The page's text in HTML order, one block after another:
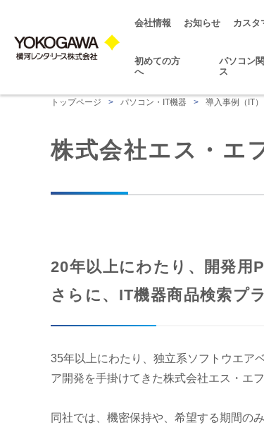
会社情報 お知らせ カスタ
初めての方
へ
パソコン
ス
トップページ > パソコン・IT機器 > 導入事例（IT）
株式会社エス・エ
20年以上にわたり、開発用
さらに、IT機器商品検索プ
35年以上にわたり、独立系ソフトウエア
ア開発を手掛けてきた株式会社エス・エフ
同社では、機密保持や、希望する期間の